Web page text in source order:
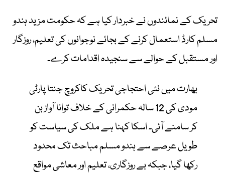
تحریک کے نمائندوں نے خبردار کیا ہے کہ حکومت مزید ہندو
مسلم کارڈ استعمال کرنے کے بجائے نوجوانوں کی تعلیم، روزگار
اور مستقبل کے حوالے سے سنجیدہ اقدامات کرے۔
بھارت میں نئی احتجاجی تحریک کاکروچ جنتا پارٹی
مودی کی 12 سالہ حکمرانی کے خلاف توانا آواز بن
کر سامنے آئی۔ اسکا کہنا ہے ملک کی سیاست کو
طویل عرصے سے ہندو مسلم مباحث تک محدود
رکھا گیا، جبکہ بے روزگاری، تعلیم اور معاشی مواقع